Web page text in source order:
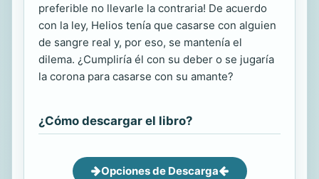
preferible no llevarle la contraria! De acuerdo
con la ley, Helios tenía que casarse con alguien
de sangre real y, por eso, se mantenía el
dilema. ¿Cumpliría él con su deber o se jugaría
la corona para casarse con su amante?
¿Cómo descargar el libro?
Opciones de Descarga